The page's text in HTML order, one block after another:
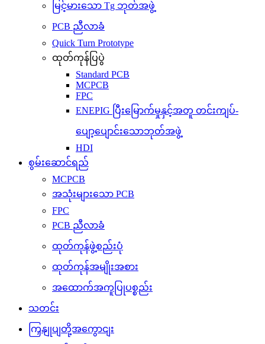
မြင့်မားသော Tg ဘုတ်အဖွဲ့
PCB ညီလာခံ
Quick Turn Prototype
ထုတ်ကုန်ပြပွဲ
Standard PCB
MCPCB
FPC
ENEPIG ပြီးမြောက်မှုနှင့်အတူ တင်းကျပ်-
ပျော့ပျောင်းသောဘုတ်အဖွဲ့
HDI
စွမ်းဆောင်ရည်
MCPCB
အသုံးများသော PCB
FPC
PCB ညီလာခံ
ထုတ်ကုန်ဖွဲ့စည်းပုံ
ထုတ်ကုန်အမျိုးအစား
အထောက်အကူပြုပစ္စည်း
သတင်း
ကြှနျုပျတို့အကွောငျး